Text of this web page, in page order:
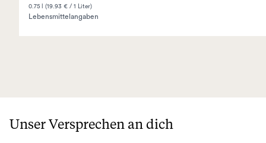
0.75 l (19.93 € / 1 Liter)
Lebensmittelangaben
Unser Versprechen an dich